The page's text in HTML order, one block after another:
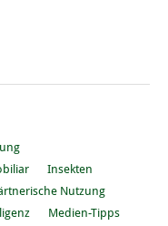
Insekten
Nutzung
Medien-Tipps